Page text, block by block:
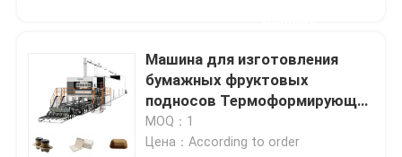
Машина для изготовления
бумажных фруктовых
подносов Термоформирующая
машина для изготовления
яичных подносов
MOQ：1
Цена：According to order